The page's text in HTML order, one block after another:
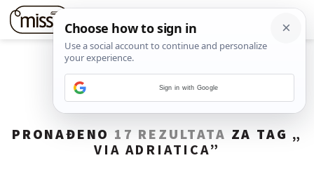
PRONAĐENO 17 REZULTATA ZA TAG „
VIA ADRIATICA”
Sign in with Google